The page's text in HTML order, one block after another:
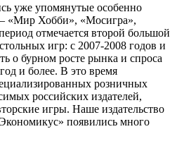
уже упомянутые особенно
«Мир Хобби», «Мосигра»,
отмечается второй большой
игр: с 2007-2008 годов и
о бурном росте рынка и спроса
и более. В это время
розничных
российских издателей,
игры. Наше издательство
появились много